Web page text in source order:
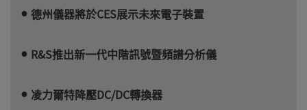
德州儀器將於CES展示未來電子裝置
R&S推出新一代中階訊號暨頻譜分析儀
凌力爾特降壓DC/DC轉換器